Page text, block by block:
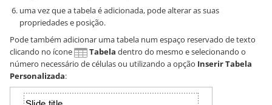
uma vez que a tabela é adicionada, pode alterar as suas
propriedades e posição.
Pode também adicionar uma tabela num espaço reservado de texto
clicando no ícone
Tabela dentro do mesmo e selecionando o
número necessário de células ou utilizando a opção Inserir Tabela
Personalizada: